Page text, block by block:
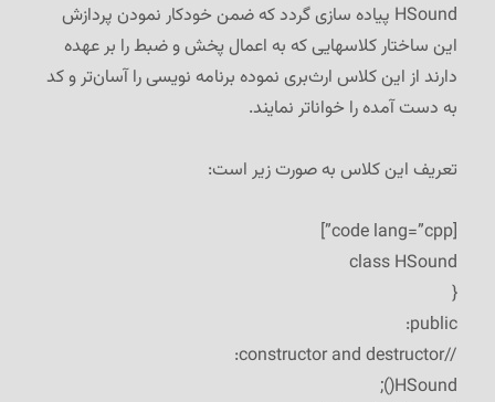
HSound پیاده سازی گردد که ضمن خودکار نمودن پردازش
این ساختار کلاسهایی که به اعمال پخش و ضبط را بر عهده
دارند از این کلاس ارث‌بری نموده برنامه نویسی را آسان‌تر و کد
به دست آمده را خواناتر نمایند.
تعریف این کلاس به صورت زیر است:
[code lang=”cpp”]
class HSound
{
public:
//constructor and destructor:
HSound();